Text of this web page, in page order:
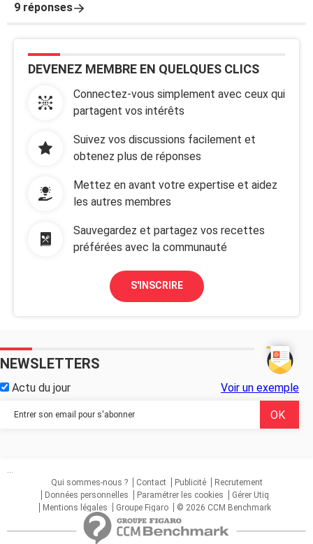
9 réponses
DEVENEZ MEMBRE EN QUELQUES CLICS
Connectez-vous simplement avec ceux qui
partagent vos intérêts
Suivez vos discussions facilement et
obtenez plus de réponses
Mettez en avant votre expertise et aidez
les autres membres
Sauvegardez et partagez vos recettes
préférées avec la communauté
S'INSCRIRE
NEWSLETTERS
Actu du jour Voir un exemple
...
Qui sommes-nous ?
Contact Publicité
Recrutement
Données personnelles
Paramétrer les cookies
Gérer Utiq
Mentions légales
Groupe Figaro © 2026 CCM Benchmark